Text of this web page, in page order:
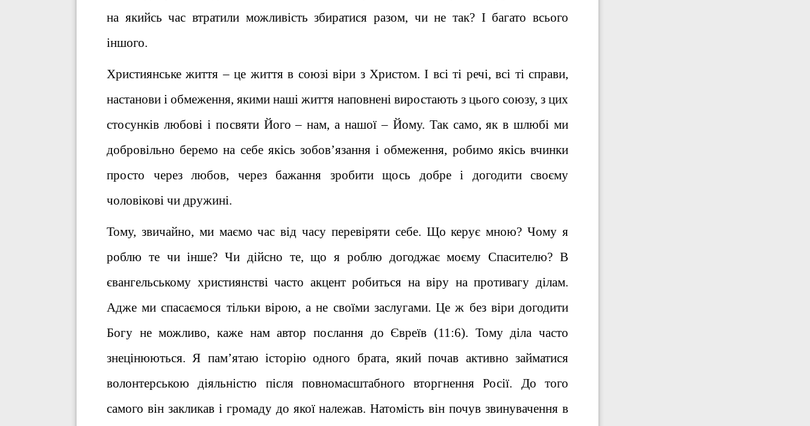
на якийсь час втратили можливість збиратися разом, чи не так? І багато всього
іншого.
Християнське життя – це життя в союзі віри з Христом. І всі ті речі, всі ті справи,
настанови і обмеження, якими наші життя наповнені виростають з цього союзу, з цих
стосунків любові і посвяти Його – нам, а нашої – Йому. Так само, як в шлюбі ми
добровільно беремо на себе якісь зобов’язання і обмеження, робимо якісь вчинки
просто через любов, через бажання зробити щось добре і догодити своєму
чоловікові чи дружині.
Тому, звичайно, ми маємо час від часу перевіряти себе. Що керує мною? Чому я
роблю те чи інше? Чи дійсно те, що я роблю догоджає моєму Спасителю? В
євангельському християнстві часто акцент робиться на віру на противагу ділам.
Адже ми спасаємося тільки вірою, а не своїми заслугами. Це ж без віри догодити
Богу не можливо, каже нам автор послання до Євреїв (11:6). Тому діла часто
знецінюються. Я пам’ятаю історію одного брата, який почав активно займатися
волонтерською діяльністю після повномасштабного вторгнення Росії. До того
самого він закликав і громаду до якої належав. Натомість він почув звинувачення в